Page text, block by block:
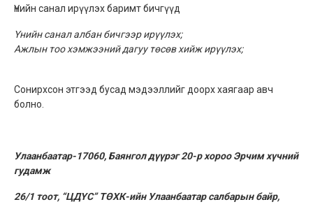
Үнийн санал ирүүлэх баримт бичгүүд
Үнийн санал албан бичгээр ирүүлэх;
Ажлын тоо хэмжээний дагуу төсөв хийж ирүүлэх;
Сонирхсон этгээд бусад мэдээллийг доорх хаягаар авч
болно.
Улаанбаатар-17060, Баянгол дүүрэг 20-р хороо Эрчим хүчний
гудамж
26/1 тоот, “ЦДҮС” ТӨХК-ийн Улаанбаатар салбарын байр,